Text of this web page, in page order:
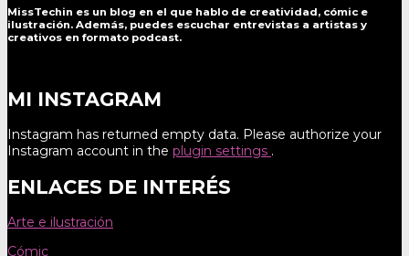
MissTechin es un blog en el que hablo de creatividad, cómic e
ilustración. Además, puedes escuchar entrevistas a artistas y
creativos en formato podcast.
MI INSTAGRAM
Instagram has returned empty data. Please authorize your
Instagram account in the plugin settings .
ENLACES DE INTERÉS
Arte e ilustración
Cómic